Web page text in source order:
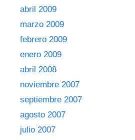
abril 2009
marzo 2009
febrero 2009
enero 2009
abril 2008
noviembre 2007
septiembre 2007
agosto 2007
julio 2007